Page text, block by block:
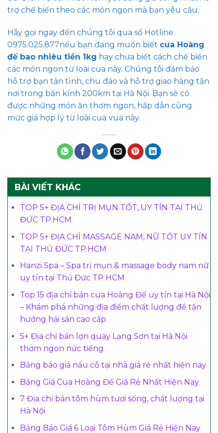
trợ chế biến theo các món ngon mà bạn yêu cầu.
Hãy gọi ngay đến chúng tôi qua số Hotline:
0975.025.877nếu bạn đang muốn biết cua Hoàng
đế bao nhiêu tiền 1kg hay chưa biết cách chế biến
các món ngon từ loài cua này. Chúng tôi đảm bảo
hỗ trợ bạn tận tình, chu đáo và hỗ trợ giao hàng tận
nơi trong bán kính 200km tại Hà Nội. Bạn sẽ có
được những món ăn thơm ngon, hấp dẫn cùng
mức giá hợp lý từ loài cua vua này.
BÀI VIẾT KHÁC
TOP 5+ ĐỊA CHỈ TRỊ MỤN TỐT, UY TÍN TẠI THỦ
ĐỨC TP.HCM
TOP 5+ ĐỊA CHỈ MASSAGE NAM, NỮ TỐT UY TÍN
TẠI THỦ ĐỨC TP.HCM
Hanzi Spa – Spa trị mụn & massage body nam nữ
uy tín tại Thủ Đức TP HCM
Top 15 địa chỉ bán cua Hoàng Đế uy tín tại Hà Nội
– Khám phá những địa điểm chất lượng để tận
hưởng hải sản cao cấp
5+ Địa chỉ bán lợn quay Lạng Sơn tại Hà Nội
thơm ngon nức tiếng
Bảng báo giá nấu cỗ tại nhà giá rẻ nhất hiện nay
Bảng Giá Cua Hoàng Đế Giá Rẻ Nhất Hiện Nay
7 Địa chỉ bán tôm hùm tươi sống, chất lượng tại
Hà Nội
Bảng Báo Giá 6 Loại Tôm Hùm Giá Rẻ Hiện Nay